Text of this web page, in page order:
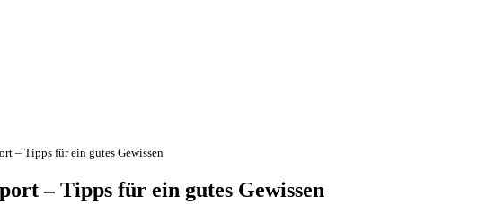
– Tipps für ein gutes Gewissen
– Tipps für ein gutes Gewissen